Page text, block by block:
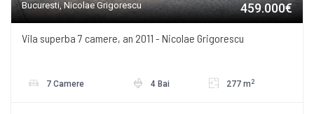
Bucuresti, Nicolae Grigorescu 459.000€
Vila superba 7 camere, an 2011 - Nicolae Grigorescu
7 Camere 4 Bai 277 m 2